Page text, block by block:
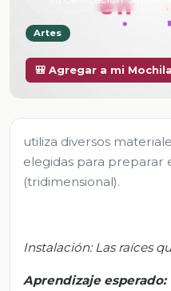
Artes
🎒 Agregar a mi Mochila
utiliza diversos
elegidas para preparar
(tridimensional).
Instalación: Las raíces
Aprendizaje esperado: